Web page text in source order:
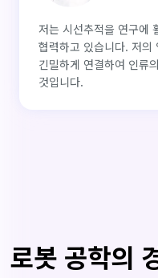
저는 시선추적을 연구에
협력하고 있습니다. 저의
긴밀하게 연결하여 인류
것입니다.
로봇 공학의